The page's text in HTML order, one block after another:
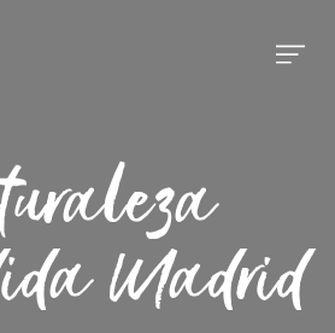
Madrid